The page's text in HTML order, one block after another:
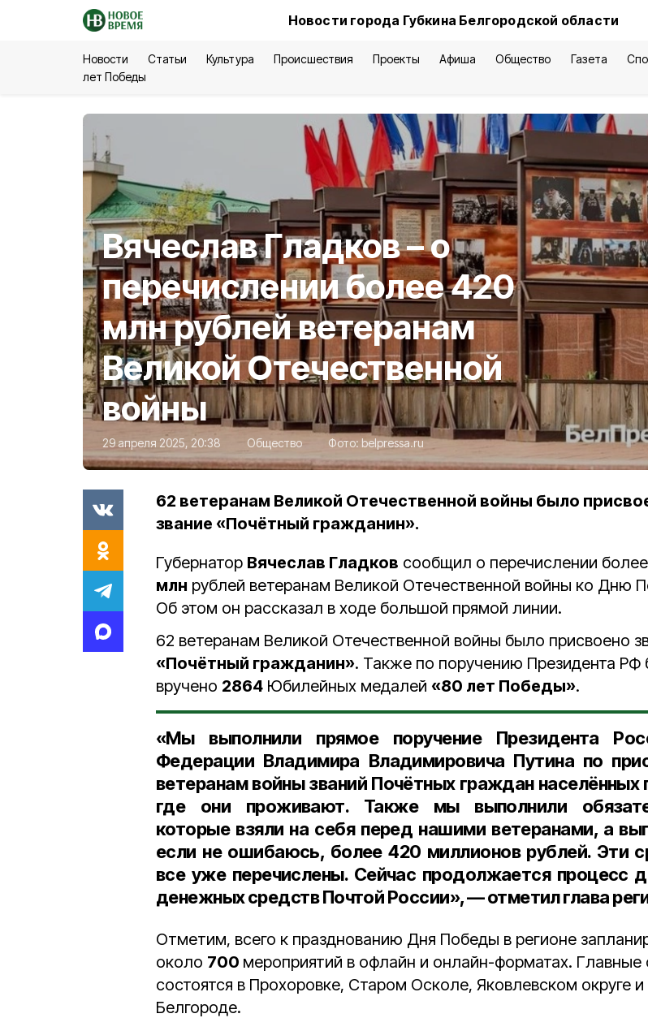
Новости города Губкина Белгородской области
Новости Статьи Культура Происшествия Проекты Афиша Общество Газета
лет Победы
Вячеслав Гладков – о
перечислении более 420
млн рублей ветеранам
Великой Отечественной
войны
29 апреля 2025, 20:38 Общество Фото: belpressa.ru
62 ветеранам Великой Отечественной войны было
звание «Почётный гражданин».
Губернатор Вячеслав Гладков сообщил о перечислении более
млн рублей ветеранам Великой Отечественной войны ко Дню
Об этом он рассказал в ходе большой прямой линии.
62 ветеранам Великой Отечественной войны было присвоено
«Почётный гражданин». Также по поручению Президента РФ
вручено 2864 Юбилейных медалей «80 лет Победы».
«Мы выполнили прямое поручение Президента
Федерации Владимира Владимировича Путина по
ветеранам войны званий Почётных граждан населённых
где они проживают. Также мы выполнили
которые взяли на себя перед нашими ветеранами, а
если не ошибаюсь, более 420 миллионов рублей. Эти
все уже перечислены. Сейчас продолжается процесс
денежных средств Почтой России», — отметил глава
Отметим, всего к празднованию Дня Победы в регионе
около 700 мероприятий в офлайн и онлайн-форматах. Главные
состоятся в Прохоровке, Старом Осколе, Яковлевском округе и
Белгороде.